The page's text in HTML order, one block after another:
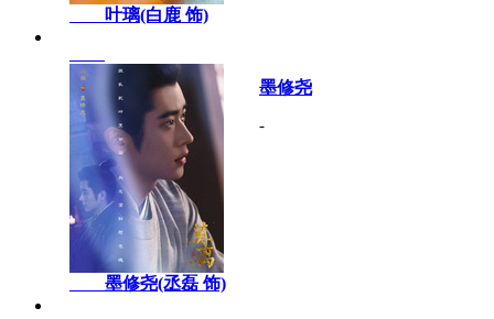
叶璃(白鹿 饰)
墨修尧(丞磊 饰)
墨修尧
-